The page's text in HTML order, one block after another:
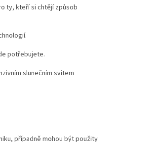
ty, kteří si chtějí způsob
potřebujete.
slunečním svitem
případně mohou být použity